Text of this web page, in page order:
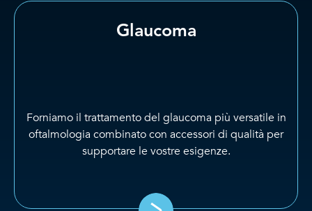
Glaucoma
Forniamo il trattamento del glaucoma più versatile in
oftalmologia combinato con accessori di qualità per
supportare le vostre esigenze.